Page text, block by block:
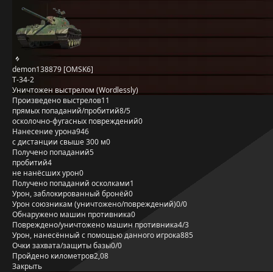
demon138879 [OMSK6]
T-34-2
Уничтожен выстрелом (Wordlessly)
Произведено выстрелов11
прямых попаданий/пробитий8/5
осколочно-фугасных повреждений0
Нанесение урона946
с дистанции свыше 300 м0
Получено попаданий5
пробитий4
не нанёсших урон0
Получено попаданий осколками1
Урон, заблокированный бронёй0
Урон союзникам (уничтожено/повреждений)0/0
Обнаружено машин противника0
Повреждено/уничтожено машин противника4/3
Урон, нанесённый с помощью данного игрока885
Очки захвата/защиты базы0/0
Пройдено километров2,08
Закрыть